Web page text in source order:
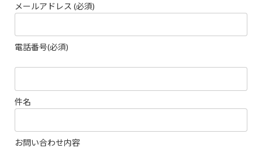
メールアドレス (必須)
電話番号(必須)
件名
お問い合わせ内容